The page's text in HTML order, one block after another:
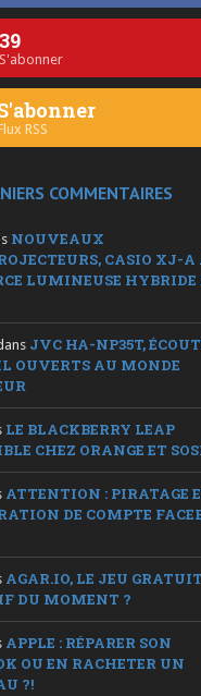
39
S'abonner
RSS
COMMENTAIRES
NOUVEAUX
CASIO XJ-A
LUMINEUSE HYBRIDE
JVC HA-NP35T,
OUVERTS AU MONDE
LE BLACKBERRY LEAP
CHEZ ORANGE ET
ATTENTION : PIRATAGE
DE COMPTE
AGAR.IO, LE JEU
DU MOMENT ?
APPLE : RÉPARER SON
OU EN RACHETER UN
?!